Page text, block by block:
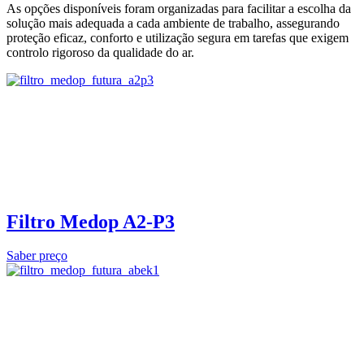
As opções disponíveis foram organizadas para facilitar a escolha da
solução mais adequada a cada ambiente de trabalho, assegurando
proteção eficaz, conforto e utilização segura em tarefas que exigem
controlo rigoroso da qualidade do ar.
Filtro Medop A2-P3
Saber preço